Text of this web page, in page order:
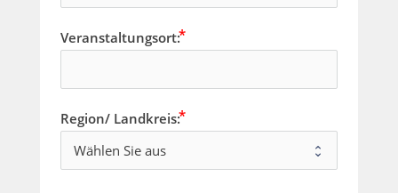
Veranstaltungsort:
Region/ Landkreis: